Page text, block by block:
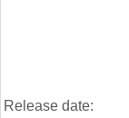
Release date: